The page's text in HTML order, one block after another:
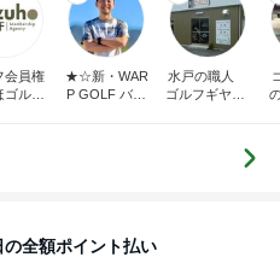
会員権
ルフ
★☆新・WAR
P GOLF バカ
水戸の職人
ゴルフギヤTO
の全額ポイント払い